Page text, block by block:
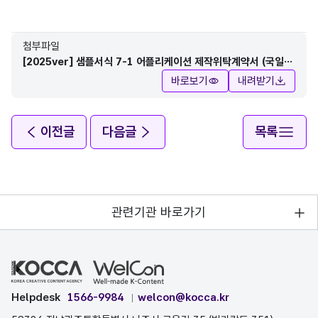
첨부파일
[2025ver] 샘플서식 7-1 어플리케이션 제작위탁계약서 (국일
바로보기 내려받기
이전글 다음글 목록
관련기관 바로가기
Helpdesk 1566-9984
welcon@kocca.kr